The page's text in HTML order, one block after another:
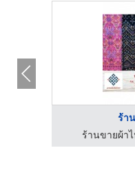
ร้า
ร้านขายผ้า